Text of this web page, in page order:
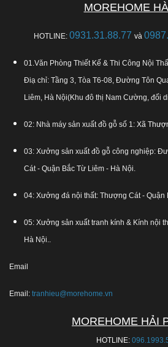
MOREHOME
HOTLINE: 0931.31.88.77 và
01.Văn Phòng Thiết Kế & Thi Công Nội
Điạ chỉ: Tầng 3, Tòa T6-08, Đường Tôn
Liêm, Hà Nội(Khu đô thị Nam Cường, đối
02: Nhà máy sản xuất đồ gỗ số 1: Xã
03: Xưởng sản xuất đồ gỗ công nghiệp:
Cát - Quận Bắc Từ Liêm - Hà Nội.
04: Xưởng đá nội thất: Thượng Cát - Quận
05: Xưởng sản xuất tranh kính & Kính nội
Hà Nội..
Email
Email: tranhieu@morehome.vn
MOREHOME HẢI
HOTLINE: